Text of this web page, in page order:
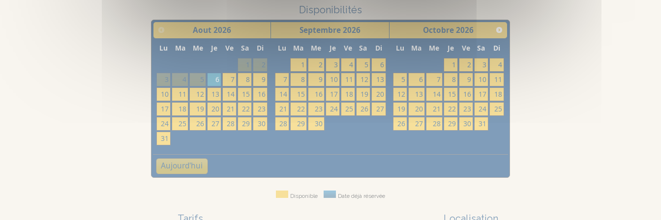
Disponibilités
Aout 2026
Lu Ma Me Je Ve Sa
Di
1
2
3
4 5 6 7 8
9
10
11 12 13 14 15
16
17
18 19 20 21 22
23
24
25 26 27 28 29
30
31
Septembre2026
Lu Ma Me Je Ve Sa
Di
1
2 3 4 5
6
7
8 9 10 11 12
13
14
15 16 17 18 19
20
21
22 23 24 25 26
27
28
29 30
Octobre2026
Lu Ma Me Je Ve Sa
Di
1
2 3
4
5
6 7 8 9 10
11
12
13 14 15 16 17
18
19
20 21 22 23 24
25
26
27 28 29 30 31
Aujourd'hui
Disponible Date déjà réservée